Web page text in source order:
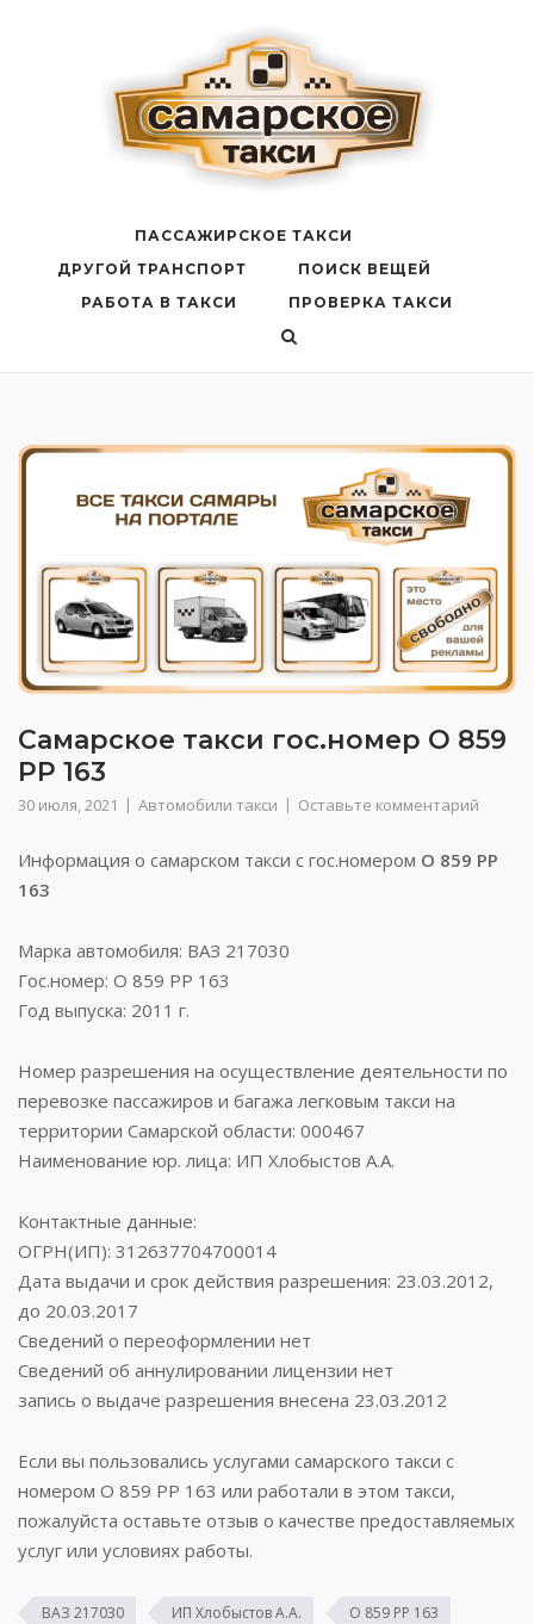
ПАССАЖИРСКОЕ ТАКСИ
ДРУГОЙ ТРАНСПОРТ
ПОИСК ВЕЩЕЙ
РАБОТА В ТАКСИ
ПРОВЕРКА ТАКСИ
Самарское такси гос.номер О 859
РР 163
30 июля, 2021 Автомобили такси Оставьте комментарий
Информация о самарском такси с гос.номером О 859 РР
163
Марка автомобиля: ВАЗ 217030
Гос.номер: О 859 РР 163
Год выпуска: 2011 г.
Номер разрешения на осуществление деятельности по
перевозке пассажиров и багажа легковым такси на
территории Самарской области: 000467
Наименование юр. лица: ИП Хлобыстов А.А.
Контактные данные:
ОГРН(ИП): 312637704700014
Дата выдачи и срок действия разрешения: 23.03.2012,
до 20.03.2017
Сведений о переоформлении нет
Сведений об аннулировании лицензии нет
запись о выдаче разрешения внесена 23.03.2012
Если вы пользовались услугами самарского такси с
номером О 859 РР 163 или работали в этом такси,
пожалуйста оставьте отзыв о качестве предоставляемых
услуг или условиях работы.
ВАЗ 217030 ИП Хлобыстов А.А. О 859 РР 163